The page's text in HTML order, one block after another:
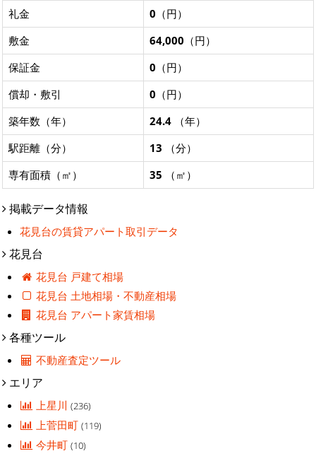
礼金
0 （円）
敷金
64,000 （円）
保証金
0 （円）
償却・敷引
0 （円）
築年数（年）
24.4 （年）
駅距離（分）
13 （分）
専有面積（㎡）
35 （㎡）
掲載データ情報
花見台の賃貸アパート取引データ
花見台
花見台 戸建て相場
花見台 土地相場・不動産相場
花見台 アパート家賃相場
各種ツール
不動産査定ツール
エリア
上星川(236)
上菅田町(119)
今井町(10)